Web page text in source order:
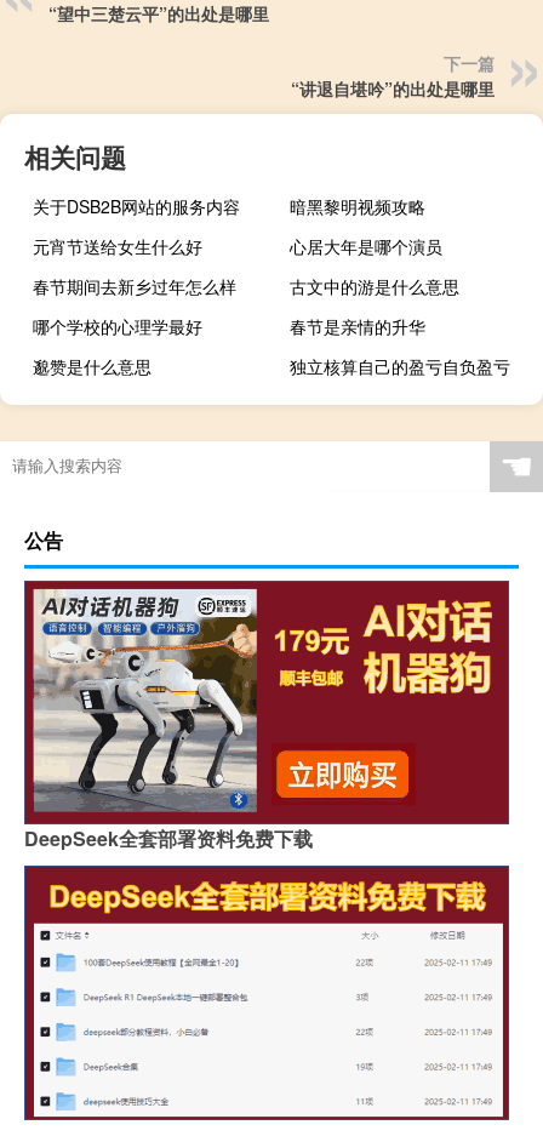
“望中三楚云平”的出处是哪里
下一篇
“讲退自堪吟”的出处是哪里
相关问题
关于DSB2B网站的服务内容
暗黑黎明视频攻略
元宵节送给女生什么好
心居大年是哪个演员
春节期间去新乡过年怎么样
古文中的游是什么意思
哪个学校的心理学最好
春节是亲情的升华
邈赞是什么意思
独立核算自己的盈亏自负盈亏
劫杀富人攻略
☚
公告
DeepSeek全套部署资料免费下载